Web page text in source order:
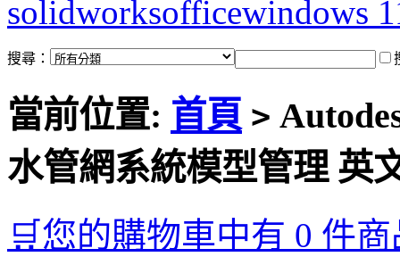
solidworksofficewindows
搜尋：
當前位置: 首頁 >
水管網系統模型管理 英
🛒您的購物車中有 0 件